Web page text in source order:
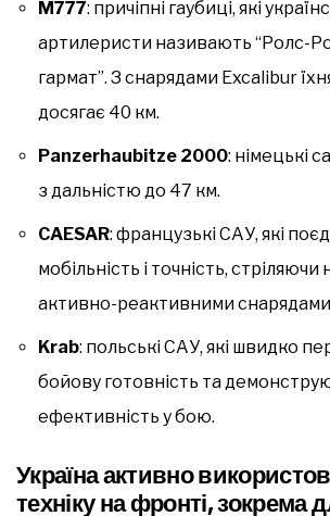
M777: причіпні гаубиці, які
артилеристи називають “Ролс-
гармат”. З снарядами Excalibur
досягає 40 км.
Panzerhaubitze 2000: німецькі
з дальністю до 47 км.
CAESAR: французькі САУ, які
мобільність і точність, стріляючи
активно-реактивними
Krab: польські САУ, які швидко
бойову готовність та
ефективність у бою.
Україна активно
техніку на фронті, зокрема